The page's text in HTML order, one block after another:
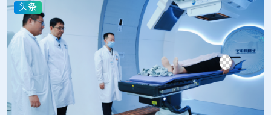
头条